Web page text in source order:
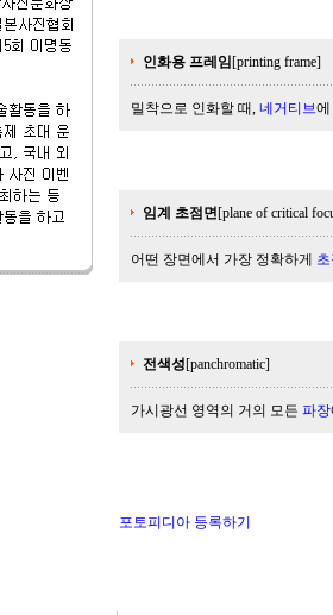
인화용 프레임 [printing frame]
밀착으로 인화할 때, 네거티브
임계 초점면[plane of critical
어떤 장면에서 가장 정확하게
전색성[panchromatic]
가시광선 영역의 거의 모든 파장
포토피디아 등록하기